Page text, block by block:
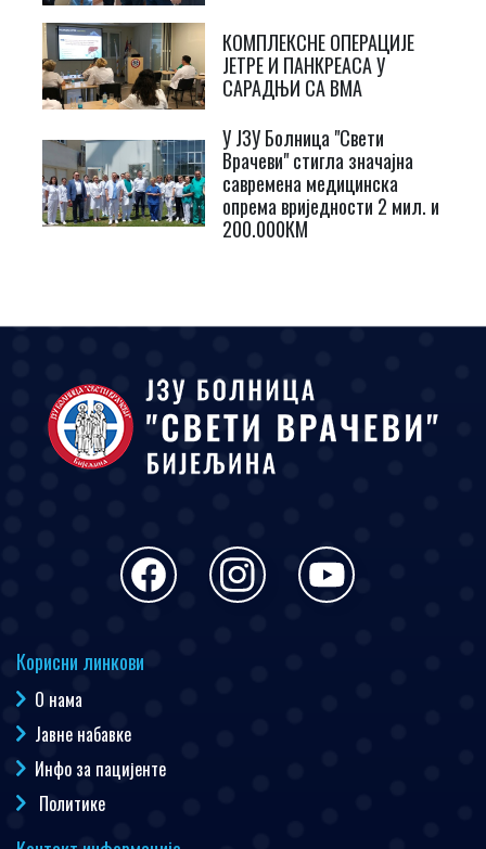
КОМПЛЕКСНЕ ОПЕРАЦИЈЕ
ЈЕТРЕ И ПАНКРЕАСА У
САРАДЊИ СА ВМА
У ЈЗУ Болница "Свети
Врачеви" стигла значајна
савремена медицинска
опрема вриједности 2 мил. и
200.000КМ
Корисни линкови
О нама
Јавне набавке
Инфо за пацијенте
Политике